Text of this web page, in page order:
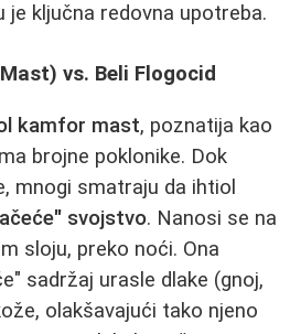
je ključna redovna upotreba.
vs. Beli Flogocid
kamfor mast, poznatija kao
brojne poklonike. Dok
mnogi smatraju da ihtiol
svojstvo. Nanosi se na
sloju, preko noći. Ona
sadržaj urasle dlake (gnoj,
olakšavajući tako njeno